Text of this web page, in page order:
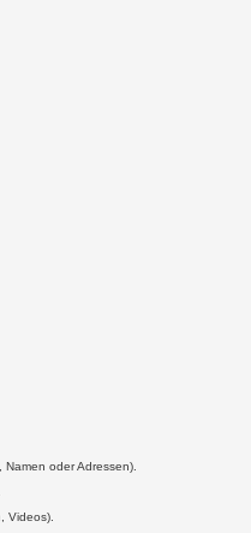
oder Adressen).
Videos).